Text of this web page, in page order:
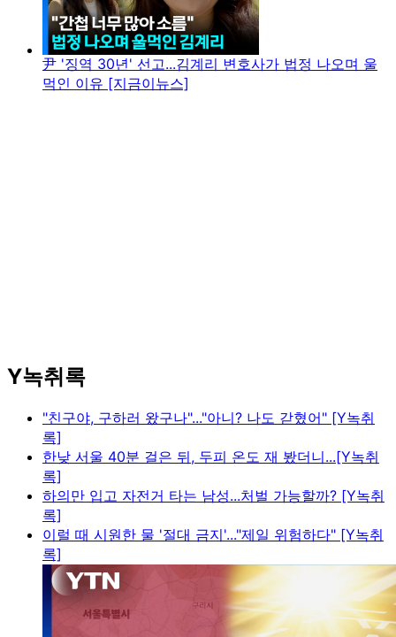
尹 '징역 30년' 선고...김계리 변호사가 법정 나오며 울
먹인 이유 [지금이뉴스]
Y녹취록
"친구야, 구하러 왔구나"..."아니? 나도 갇혔어" [Y녹취
록]
한낮 서울 40분 걸은 뒤, 두피 온도 재 봤더니...[Y녹취
록]
하의만 입고 자전거 타는 남성...처벌 가능할까? [Y녹취
록]
이럴 때 시원한 물 '절대 금지'..."제일 위험하다" [Y녹취
록]